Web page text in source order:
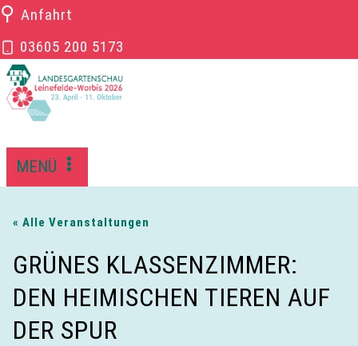
Zum
springen
⚲ Anfahrt
03605 200 5173
MENÜ
« Alle Veranstaltungen
GRÜNES KLASSENZIMMER:
DEN HEIMISCHEN TIEREN AUF
DER SPUR